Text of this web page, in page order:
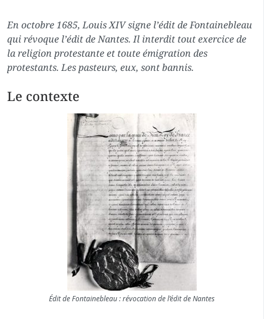
En octobre 1685, Louis XIV signe l’édit de Fontainebleau
qui révoque l’édit de Nantes. Il interdit tout exercice de
la religion protestante et toute émigration des
protestants. Les pasteurs, eux, sont bannis.
Le contexte
Édit de Fontainebleau : révocation de l’édit de Nantes